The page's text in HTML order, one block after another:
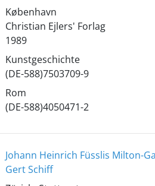
København
Christian Ejlers' Forlag
1989
Kunstgeschichte
(DE-588)7503709-9
Rom
(DE-588)4050471-2
Johann Heinrich Füsslis Milton-
Gert Schiff